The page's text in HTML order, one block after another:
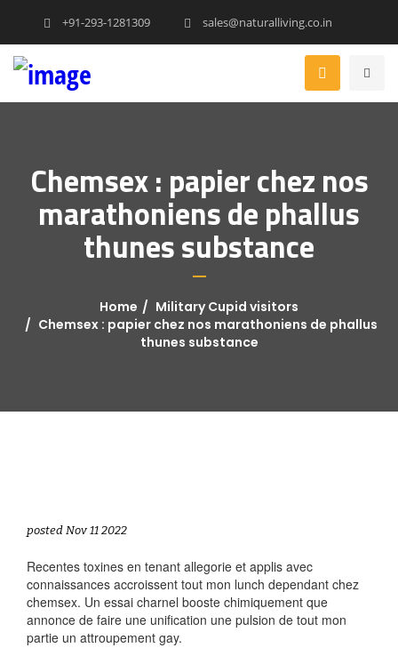
+91-293-1281309 sales@naturalliving.co.in
Chemsex : papier chez nos
marathoniens de phallus
thunes substance
Home
Military Cupid visitors
Chemsex : papier chez nos marathoniens de phallus
thunes substance
posted Nov 11 2022
Recentes toxines en tenant allegorie et applis avec
connaissances accroissent tout mon lunch dependant chez
chemsex. Un essai charnel booste chimiquement que
annonce de faire une unification une pulsion de tout mon
partie un attroupement gay.